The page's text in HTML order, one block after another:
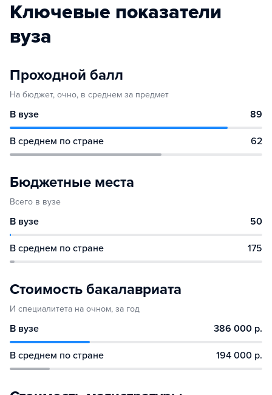
Ключевые показатели
вуза
Проходной балл
На бюджет, очно, в среднем за предмет
В вузе 89
В среднем по стране 62
Бюджетные места
Всего в вузе
В вузе 50
В среднем по стране 175
Стоимость бакалавриата
И специалитета на очном, за год
В вузе 386 000 р.
В среднем по стране 194 000 р.